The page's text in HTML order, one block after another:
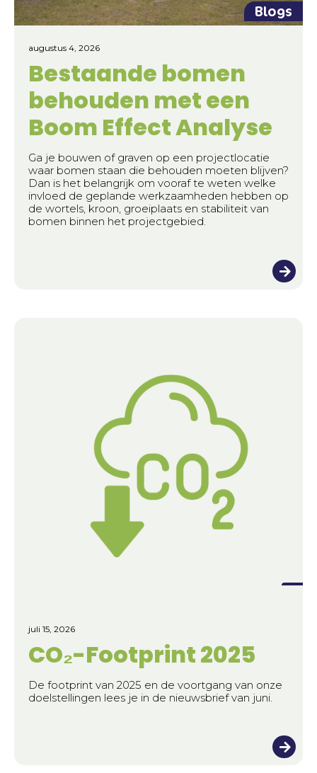
Blogs
augustus 4, 2026
Bestaande bomen
behouden met een
Boom Effect Analyse
Ga je bouwen of graven op een projectlocatie
waar bomen staan die behouden moeten blijven?
Dan is het belangrijk om vooraf te weten welke
invloed de geplande werkzaamheden hebben op
de wortels, kroon, groeiplaats en stabiliteit van
bomen binnen het projectgebied.
juli 15, 2026
CO₂-Footprint 2025
De footprint van 2025 en de voortgang van onze
doelstellingen lees je in de nieuwsbrief van juni.